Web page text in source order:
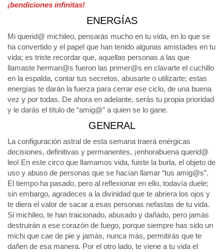
¡bendiciones infinitas!
ENERGÍAS
Mi querid@ michileo, pensarás mucho en tu vida, en lo que se
ha convertido y el papel que han tenido algunas amistades en tu
vida; es triste recordar que, aquellas personas a las que
llamaste herman@s fueron las primer@s en clavarte el cuchillo
en la espalda, contar tus secretos, abusarte o utilizarte; estas
energías te darán la fuerza para cerrar ese ciclo, de una buena
vez y por todas. De ahora en adelante, serás tu propia prioridad
y le darás el título de “amig@” a quien se lo gane.
GENERAL
La configuración astral de esta semana traerá enérgicas
decisiones, definitivas y permanentes, ¡enhorabuena querid@
leo! En este circo que llamamos vida, fuiste la burla, el objeto de
uso y abuso de personas que se hacían llamar “tus amig@s”.
El tiempo ha pasado, pero al reflexionar en ello, todavía duele;
sin embargo, agradeces a la divinidad que te abriera los ojos y
te diera el valor de sacar a esas personas nefastas de tu vida.
Si michileo, te han traicionado, abusado y dañado, pero jamás
destruirán a ese corazón de fuego, porque siempre has sido un
michi que cae de pie y jamás, nunca más, permitirás que te
dañen de esa manera. Por el otro lado, te viene a tu vida el